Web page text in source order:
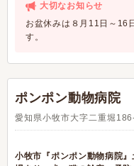
大切なお知らせ
お盆休みは８月11日～16
す。
ポンポン動物病院
愛知県小牧市大字二重堀
小牧市『ポンポン動物病院